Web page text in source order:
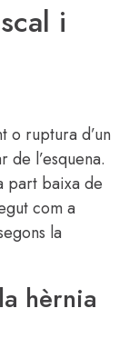
i
o ruptura d’un
l’esquena.
part baixa de
com a
la
hèrnia